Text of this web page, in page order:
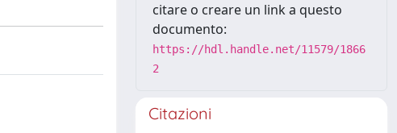
citare o creare un link a questo
documento:
https://hdl.handle.net/11579/1866
2
Citazioni